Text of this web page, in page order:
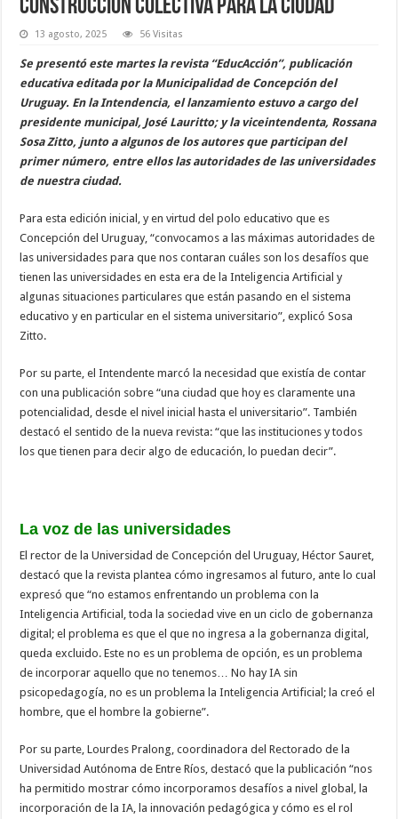
construcción colectiva para la ciudad
13 agosto, 2025 56 Visitas
Se presentó este martes la revista “EducAcción”, publicación
educativa editada por la Municipalidad de Concepción del
Uruguay. En la Intendencia, el lanzamiento estuvo a cargo del
presidente municipal, José Lauritto; y la viceintendenta, Rossana
Sosa Zitto, junto a algunos de los autores que participan del
primer número, entre ellos las autoridades de las universidades
de nuestra ciudad.
Para esta edición inicial, y en virtud del polo educativo que es
Concepción del Uruguay, “convocamos a las máximas autoridades de
las universidades para que nos contaran cuáles son los desafíos que
tienen las universidades en esta era de la Inteligencia Artificial y
algunas situaciones particulares que están pasando en el sistema
educativo y en particular en el sistema universitario”, explicó Sosa
Zitto.
Por su parte, el Intendente marcó la necesidad que existía de contar
con una publicación sobre “una ciudad que hoy es claramente una
potencialidad, desde el nivel inicial hasta el universitario”. También
destacó el sentido de la nueva revista: “que las instituciones y todos
los que tienen para decir algo de educación, lo puedan decir”.
La voz de las universidades
El rector de la Universidad de Concepción del Uruguay, Héctor Sauret,
destacó que la revista plantea cómo ingresamos al futuro, ante lo cual
expresó que “no estamos enfrentando un problema con la
Inteligencia Artificial, toda la sociedad vive en un ciclo de gobernanza
digital; el problema es que el que no ingresa a la gobernanza digital,
queda excluido. Este no es un problema de opción, es un problema
de incorporar aquello que no tenemos… No hay IA sin
psicopedagogía, no es un problema la Inteligencia Artificial; la creó el
hombre, que el hombre la gobierne”.
Por su parte, Lourdes Pralong, coordinadora del Rectorado de la
Universidad Autónoma de Entre Ríos, destacó que la publicación “nos
ha permitido mostrar cómo incorporamos desafíos a nivel global, la
incorporación de la IA, la innovación pedagógica y cómo es el rol